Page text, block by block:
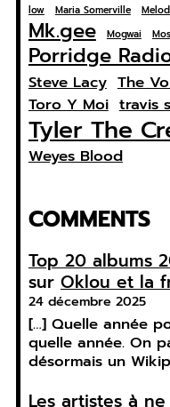
low
Maria Somerville
Mk.gee Mogwai
Porridge
Steve Lacy The
Toro Y Moi travis
Tyler The
Weyes Blood
COMMENTS
Top 20 albums
sur Oklou et la
24 décembre 2025
[…] Quelle année
quelle année. On
désormais un
Les artistes à